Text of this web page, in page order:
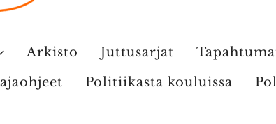
Arkisto Juttusarjat
Politiikasta kouluissa